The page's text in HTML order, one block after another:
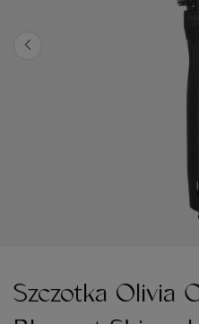
Szczotka Olivia